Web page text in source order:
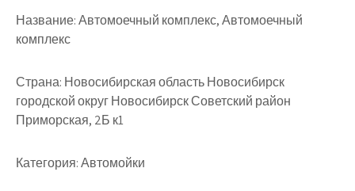
Название:Автомоечный комплекс, Автомоечный
комплекс
Страна: Новосибирская область Новосибирск
городской округ Новосибирск Советский район
Приморская, 2Б к1
Категория:Автомойки